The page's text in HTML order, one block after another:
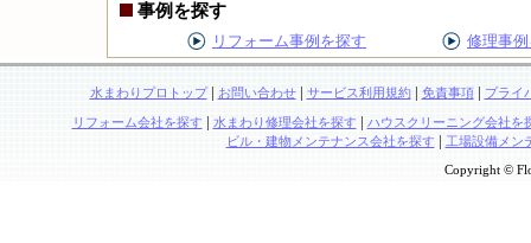
事例を探す
リフォーム事例を探す 修理事
水まわりプロトップ| お問い合わせ| サービス利用規約| 免責事項| プライ
リフォーム会社を探す | 水まわり修理会社を探す | ハウスクリーニング会社を
ビル・建物メンテナンス会社を探す| 工場設備メン
Copyright ©